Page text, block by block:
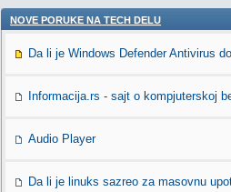
NOVE PORUKE NA TECH DELU
Da li je Windows Defender Antivirus
Informacija.rs - sajt o kompjuterskoj
Audio Player
Da li je linuks sazreo za masovnu